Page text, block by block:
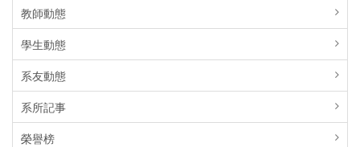
教師動態
學生動態
系友動態
系所記事
榮譽榜